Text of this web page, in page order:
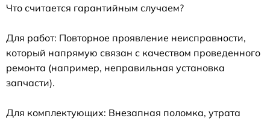
Что считается гарантийным случаем?
Для работ: Повторное проявление неисправности,
который напрямую связан с качеством проведенного
ремонта (например, неправильная установка
запчасти).
Для комплектующих: Внезапная поломка, утрата